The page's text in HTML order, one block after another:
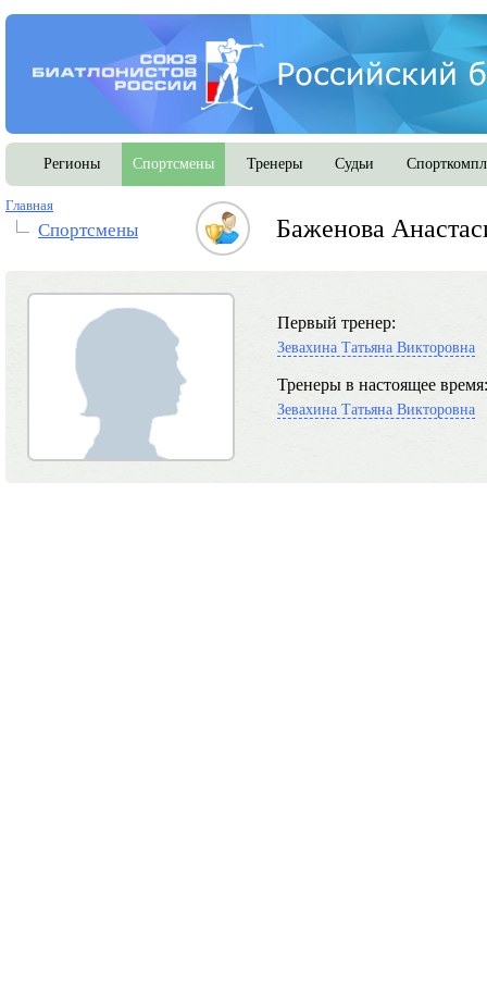
Регионы Спортсмены Тренеры Судьи
Главная
Спортсмены Баженова
Первый тренер:
Зевахина Татьяна Викторовна
Тренеры в настоящее время:
Зевахина Татьяна Викторовна